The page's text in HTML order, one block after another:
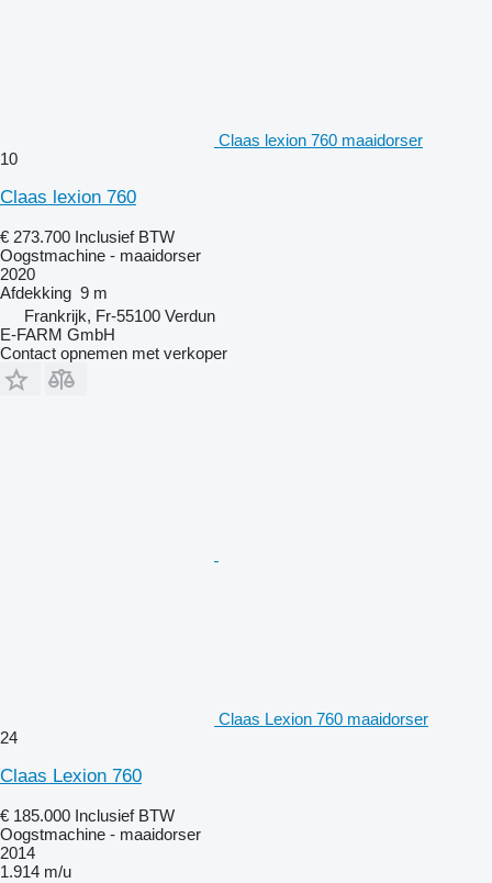
Claas lexion 760 maaidorser
10
Claas lexion 760
€ 273.700 Inclusief BTW
Oogstmachine - maaidorser
2020
Afdekking 9 m
Frankrijk, Fr-55100 Verdun
E-FARM GmbH
Contact opnemen met verkoper
Claas Lexion 760 maaidorser
24
Claas Lexion 760
€ 185.000 Inclusief BTW
Oogstmachine - maaidorser
2014
1.914 m/u